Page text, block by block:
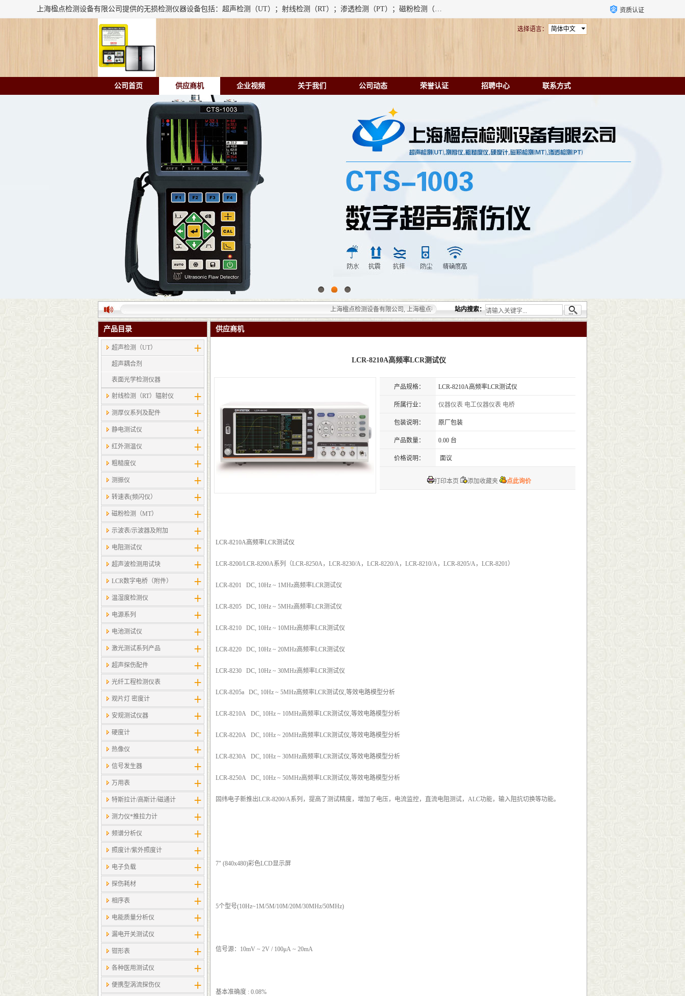
上海楹点检测设备有限公司提供的无损检测仪器设备包括：超声检测（UT）；射线检测（RT）；渗透检测（PT）；磁粉检测（MT）；涡流检测（ET）；化学用品（CH）、超声波相控阵、超声波测厚仪、超声导波、超声TOFD探伤仪、超声波探头、涡流探伤仪、涡流探头、涡流阵列、磁粉探伤机。代理以下品牌：汕超、美国GE(德国KK）、奥林巴斯（Olympus NDT）、美国磁通（Magnaflux）、DAKOTA等； 资质认证
简体中文
选择语言：
公司首页 供应商机 企业视频 关于我们 公司动态 荣誉认证 招聘中心 联系方式
上海楹点检测设备有限公司, 上海楹点检测设备有限公司提供的无损检测仪器设备包括：超声检测（UT）；射线检测（RT）；渗透检
站内搜索：
产品目录
超声检测（UT）
超声耦合剂
表面光学检测仪器
射线检测（RT）辐射仪
测厚仪系列及配件
静电测试仪
红外测温仪
粗糙度仪
测振仪
转速表(频闪仪）
磁粉检测（MT）
示波表/示波器及附加
电阻测试仪
超声波检测用试块
LCR数字电桥（附件）
温湿度检测仪
电源系列
电池测试仪
激光测试系列产品
超声探伤配件
光纤工程检测仪表
观片灯 密度计
安规测试仪器
硬度计
热像仪
信号发生器
万用表
特斯拉计/高斯计​/磁通计
测力仪*推拉力计
频谱分析仪
照度计/紫外照度计
电子负载
探伤耗材
相序表
电能质量分析仪
漏电开关测试仪
钳形表
各种医用测试仪
便携型涡流探伤仪
供应商机
LCR-8210A高频率LCR测试仪
产品规格： LCR-8210A高频率LCR测试仪
所属行业： 仪器仪表 电工仪器仪表 电桥
包装说明： 原厂包装
产品数量： 0.00 台
价格说明： 面议
打印本页 添加收藏夹 点此询价
LCR-8210A高频率LCR测试仪
LCR-8200/LCR-8200A系列（LCR-8250A，LCR-8230/A，LCR-8220/A，LCR-8210/A，LCR-8205/A，LCR-8201）
LCR-8201 DC, 10Hz ~ 1MHz高频率LCR测试仪
LCR-8205 DC, 10Hz ~ 5MHz高频率LCR测试仪
LCR-8210 DC, 10Hz ~ 10MHz高频率LCR测试仪
LCR-8220 DC, 10Hz ~ 20MHz高频率LCR测试仪
LCR-8230 DC, 10Hz ~ 30MHz高频率LCR测试仪
LCR-8205a DC, 10Hz ~ 5MHz高频率LCR测试仪,等效电路模型分析
LCR-8210A DC, 10Hz ~ 10MHz高频率LCR测试仪,等效电路模型分析
LCR-8220A DC, 10Hz ~ 20MHz高频率LCR测试仪,等效电路模型分析
LCR-8230A DC, 10Hz ~ 30MHz高频率LCR测试仪,等效电路模型分析
LCR-8250A DC, 10Hz ~ 50MHz高频率LCR测试仪,等效电路模型分析
固纬电子新推出LCR-8200/A系列，提高了测试精度，增加了电压，电流监控，直流电阻测试，ALC功能，输入阻抗切换等功能。
7" (840x480)彩色LCD显示屏
5个型号(10Hz~1M/5M/10M/20M/30MHz/50MHz)
信号源：10mV ~ 2V / 100μA ~ 20mA
基本准确度 : 0.08%